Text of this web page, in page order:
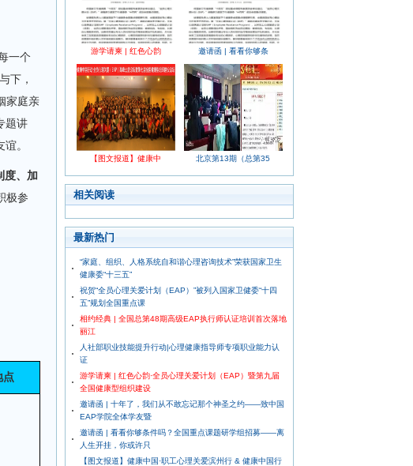
一个
下，
家庭亲
题讲
。
度、加
极参
点
游学请柬 | 红色心韵 邀请函 | 看看你够条
【图文报道】健康中 北京第13期（总第35
相关阅读
最新热门
“家庭、组织、人格系统自和谐心理咨询技术”荣获国家卫生
健康委“十三五”
祝贺“全员心理关爱计划（EAP）”被列入国家卫健委“十四
五”规划全国重点课
相约经典 | 全国总第48期高级EAP执行师认证培训首次落地
丽江
人社部职业技能提升行动|心理健康指导师专项职业能力认
证
游学请柬 | 红色心韵·全员心理关爱计划（EAP）暨第九届
全国健康型组织建设
邀请函 | 十年了，我们从不敢忘记那个神圣之约——致中国
EAP学院全体学友暨
邀请函 | 看看你够条件吗？全国重点课题研学组招募——离
人生开挂，你或许只
【图文报道】健康中国·职工心理关爱滨州行 & 健康中国行